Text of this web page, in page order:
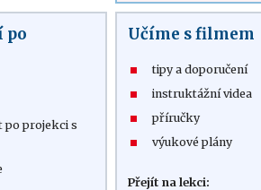
po
po projekci s
Učíme s filmem
tipy a doporučení
instruktážní videa
příručky
výukové plány
Přejít na lekci: